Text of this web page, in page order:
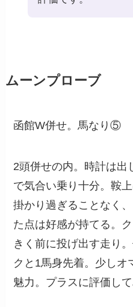
ムーンプローブ
函館W併せ。馬なり⑤
2頭併せの内。時計は出
で気合い乗り十分。鞍
掛かり過ぎることなく
た点は好感が持てる。
きく前に投げ出す走り
クと1馬身先着。少しオ
魅力。プラスに評価して